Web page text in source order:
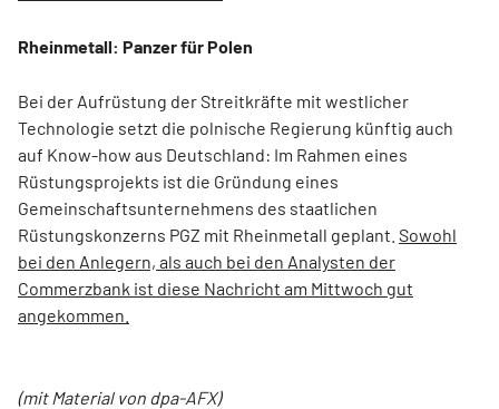
Rheinmetall: Panzer für Polen
Bei der Aufrüstung der Streitkräfte mit westlicher
Technologie setzt die polnische Regierung künftig auch
auf Know-how aus Deutschland: Im Rahmen eines
Rüstungsprojekts ist die Gründung eines
Gemeinschaftsunternehmens des staatlichen
Rüstungskonzerns PGZ mit Rheinmetall geplant. Sowohl
bei den Anlegern, als auch bei den Analysten der
Commerzbank ist diese Nachricht am Mittwoch gut
angekommen.
(mit Material von dpa-AFX)